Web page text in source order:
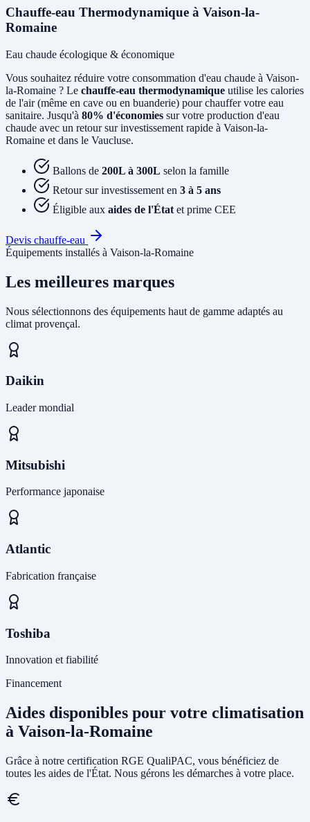
Chauffe-eau Thermodynamique à Vaison-la-
Romaine
Eau chaude écologique & économique
Vous souhaitez réduire votre consommation d'eau chaude à Vaison-
la-Romaine ? Le chauffe-eau thermodynamique utilise les calories
de l'air (même en cave ou en buanderie) pour chauffer votre eau
sanitaire. Jusqu'à 80% d'économies sur votre production d'eau
chaude avec un retour sur investissement rapide à Vaison-la-
Romaine et dans le Vaucluse.
Ballons de 200L à 300L selon la famille
Retour sur investissement en 3 à 5 ans
Éligible aux aides de l'État et prime CEE
Devis chauffe-eau
Équipements installés à Vaison-la-Romaine
Les meilleures marques
Nous sélectionnons des équipements haut de gamme adaptés au
climat provençal.
Daikin
Leader mondial
Mitsubishi
Performance japonaise
Atlantic
Fabrication française
Toshiba
Innovation et fiabilité
Financement
Aides disponibles pour votre climatisation
à Vaison-la-Romaine
Grâce à notre certification RGE QualiPAC, vous bénéficiez de
toutes les aides de l'État. Nous gérons les démarches à votre place.